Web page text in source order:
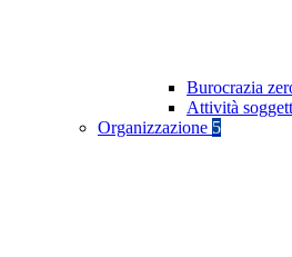
Burocrazia
Attività
Organizzazione 5